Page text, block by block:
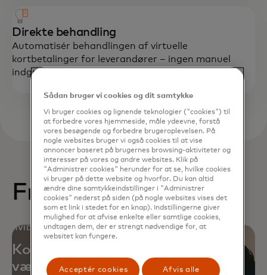
Direkte behandling
Automatisér behandlingen af virtuelle
kortbetalinger for leverandører – ingen manuel
indgriben er nødvendig.
Fremhævet indhold
HVIDBOG
Kortindløsere kan øge fremme
væksten i accept af firmakort
Sådan bruger vi cookies og dit samtykke
Vi bruger cookies og lignende teknologier ("cookies") til
at forbedre vores hjemmeside, måle ydeevne, forstå
vores besøgende og forbedre brugeroplevelsen. På
nogle websites bruger vi også cookies til at vise
annoncer baseret på brugernes browsing-aktiviteter og
interesser på vores og andre websites. Klik på
"Administrer cookies" herunder for at se, hvilke cookies
vi bruger på dette website og hvorfor. Du kan altid
ændre dine samtykkeindstillinger i "Administrer
cookies" nederst på siden (på nogle websites vises det
som et link i stedet for en knap). Indstillingerne giver
mulighed for at afvise enkelte eller samtlige cookies,
undtagen dem, der er strengt nødvendige for, at
websitet kan fungere.
Acceptér cookies Afvis alle